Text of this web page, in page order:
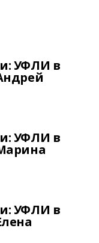
УФЛИ в
УФЛИ в
УФЛИ в